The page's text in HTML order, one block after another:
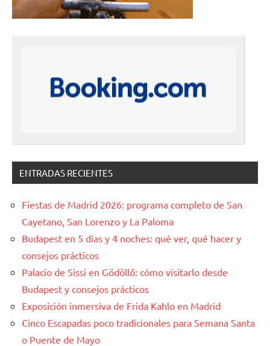
ENTRADAS RECIENTES
Fiestas de Madrid 2026: programa completo de San
Cayetano, San Lorenzo y La Paloma
Budapest en 5 días y 4 noches: qué ver, qué hacer y
consejos prácticos
Palacio de Sissi en Gödöllő: cómo visitarlo desde
Budapest y consejos prácticos
Exposición inmersiva de Frida Kahlo en Madrid
Cinco Escapadas poco tradicionales para Semana Santa
o Puente de Mayo